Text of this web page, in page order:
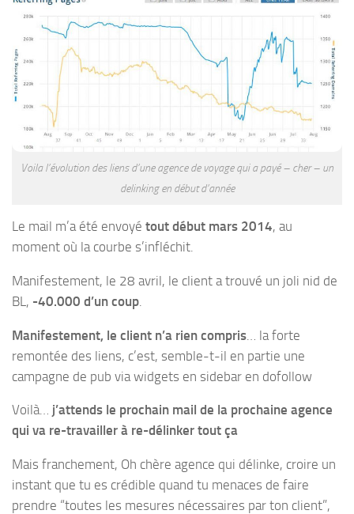
Voila l’évolution des liens d’une agence de voyage qui a payé – cher – un
delinking en début d’année
Le mail m’a été envoyé tout début mars 2014, au
moment où la courbe s’infléchit.
Manifestement, le 28 avril, le client a trouvé un joli nid de
BL, -40.000 d’un coup
Manifestement, le client n’a rien compris … la forte
remontée des liens, c’est, semble-t-il en partie une
campagne de pub via widgets en sidebar en dofollow
Voilà… j’attends le prochain mail de la prochaine agence
qui va re-travailler à re-délinker tout ça
Mais franchement, Oh chère agence qui délinke, croire un
instant que tu es crédible quand tu menaces de faire
prendre “toutes les mesures nécessaires par ton client”,